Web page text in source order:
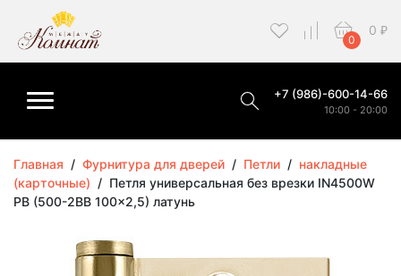
0
0 ₽
+7 (986)-600-14-66
10:00 - 20:00
Главная / Фурнитура для дверей / Петли / накладные
(карточные) / Петля универсальная без врезки IN4500W
PB (500-2BB 100x2,5) латунь